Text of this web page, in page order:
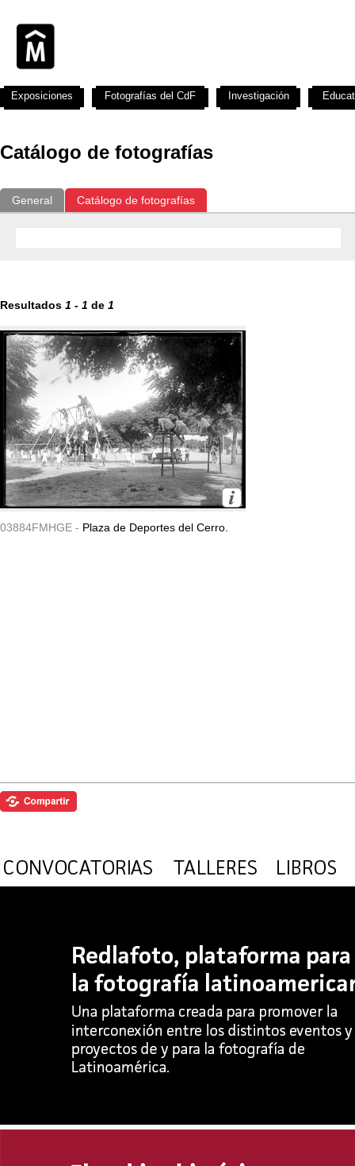
Catálogo de fotografías
General Catálogo de fotografías
Resultados 1 - 1 de 1
03884FMHGE - Plaza de Deportes del Cerro.
Exposiciones Fotografías del CdF Investigación